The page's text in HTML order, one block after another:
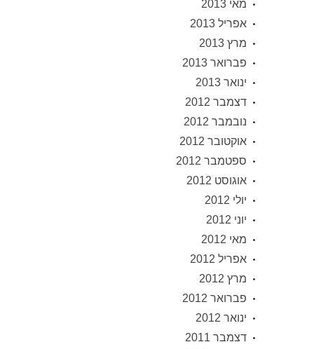
מאי 2013
אפריל 2013
מרץ 2013
פברואר 2013
ינואר 2013
דצמבר 2012
נובמבר 2012
אוקטובר 2012
ספטמבר 2012
אוגוסט 2012
יולי 2012
יוני 2012
מאי 2012
אפריל 2012
מרץ 2012
פברואר 2012
ינואר 2012
דצמבר 2011